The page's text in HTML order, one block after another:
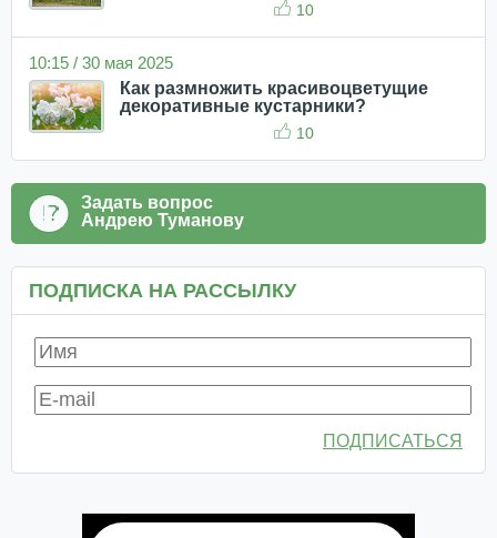
10
10:15 / 30 мая 2025
Как размножить красивоцветущие
декоративные кустарники?
10
Задать вопрос
Андрею Туманову
ПОДПИСКА НА РАССЫЛКУ
ПОДПИСАТЬСЯ